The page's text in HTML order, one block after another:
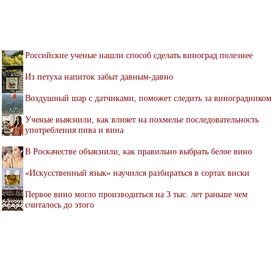
Российские ученые нашли способ сделать виноград полезнее
Из петуха напиток забыт давным-давно
Воздушный шар с датчиками, поможет следить за виноградником
Ученые выяснили, как влияет на похмелье последовательность
употребления пива и вина
В Роскачестве объяснили, как правильно выбрать белое вино
«Искусственный язык» научился разбираться в сортах виски
Первое вино могло производиться на 3 тыс. лет раньше чем
считалось до этого